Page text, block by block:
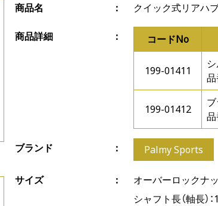
商品名 クイック式リアハ
商品詳細 コードNo
199-01411
品
199-01412
品
ブランド Palmy Sports
サイズ
オーバーロックナッ
シャフト長（軸長）